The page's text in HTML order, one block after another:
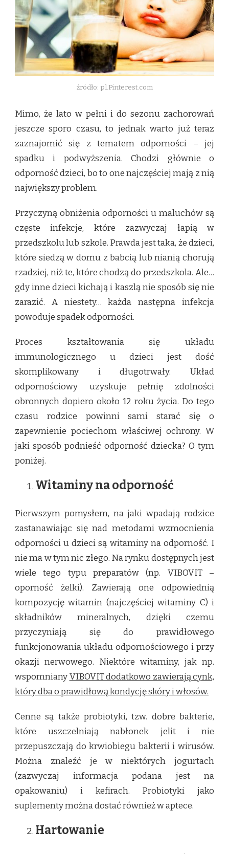
źródło: pl.Pinterest.com
Mimo, że lato w pełni i do sezonu zachorowań
jeszcze sporo czasu, to jednak warto już teraz
zaznajomić się z tematem odporności – jej
spadku i podwyższenia. Chodzi głównie o
odporność dzieci, bo to one najczęściej mają z nią
największy problem.
Przyczyną obniżenia odporności u maluchów są
częste infekcje, które zazwyczaj łapią w
przedszkolu lub szkole. Prawda jest taka, że dzieci,
które siedzą w domu z babcią lub nianią chorują
rzadziej, niż te, które chodzą do przedszkola. Ale…
gdy inne dzieci kichają i kaszlą nie sposób się nie
zarazić. A niestety… każda następna infekcja
powoduje spadek odporności.
Proces kształtowania się układu
immunologicznego u dzieci jest dość
skomplikowany i długotrwały. Układ
odpornościowy uzyskuje pełnię zdolności
obronnych dopiero około 12 roku życia. Do tego
czasu rodzice powinni sami starać się o
zapewnienie pociechom właściwej ochrony. W
jaki sposób podnieść odporność dziecka? O tym
poniżej.
Witaminy na odporność
Pierwszym pomysłem, na jaki wpadają rodzice
zastanawiając się nad metodami wzmocnienia
odporności u dzieci są witaminy na odporność. I
nie ma w tym nic złego. Na rynku dostępnych jest
wiele tego typu preparatów (np. VIBOVIT –
oporność żelki). Zawierają one odpowiednią
kompozycję witamin (najczęściej witaminy C) i
składników mineralnych, dzięki czemu
przyczyniają się do prawidłowego
funkcjonowania układu odpornościowego i przy
okazji nerwowego. Niektóre witaminy, jak np.
wspomnianyVIBOVIT dodatkowo zawierają cynk,
który dba o prawidłową kondycję skóry i włosów.
Cenne są także probiotyki, tzw. dobre bakterie,
które uszczelniają nabłonek jelit i nie
przepuszczają do krwiobiegu bakterii i wirusów.
Można znaleźć je w niektórych jogurtach
(zazwyczaj informacja podana jest na
opakowaniu) i kefirach. Probiotyki jako
suplementy można dostać również w aptece.
Hartowanie